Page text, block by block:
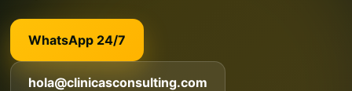
WhatsApp 24/7
hola@clinicasconsulting.com